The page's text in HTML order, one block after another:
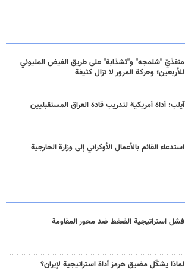
منفذَيّ "شلمجه" و"تشذابة" على طريق الفيض المليوني
للأربعين؛ وحركة المرور لا تزال كثيفة
آيلب: أداة أمريكية لتدريب قادة العراق المستقبليين
استدعاء القائم بالأعمال الأوكراني إلى وزارة الخارجية
فشل استراتيجية الضغط ضد محور المقاومة
لماذا يشكّل مضيق هرمز أداة استراتيجية لإيران؟